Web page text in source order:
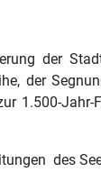
der
der
1.500-
des